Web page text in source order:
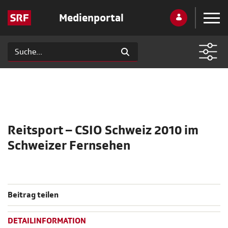
Medienportal
Reitsport – CSIO Schweiz 2010 im
Schweizer Fernsehen
Beitrag teilen
DETAILINFORMATION